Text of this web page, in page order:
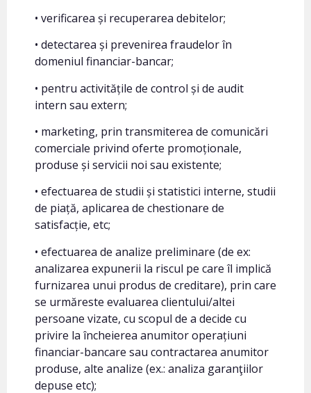
• verificarea și recuperarea debitelor;
• detectarea și prevenirea fraudelor în
domeniul financiar-bancar;
• pentru activitățile de control și de audit
intern sau extern;
• marketing, prin transmiterea de comunicări
comerciale privind oferte promoționale,
produse și servicii noi sau existente;
• efectuarea de studii și statistici interne, studii
de piață, aplicarea de chestionare de
satisfacție, etc;
• efectuarea de analize preliminare (de ex:
analizarea expunerii la riscul pe care îl implică
furnizarea unui produs de creditare), prin care
se urmăreste evaluarea clientului/altei
persoane vizate, cu scopul de a decide cu
privire la încheierea anumitor operațiuni
financiar-bancare sau contractarea anumitor
produse, alte analize (ex.: analiza garanţiilor
depuse etc);